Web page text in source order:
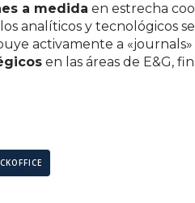
a medida en estrecha
analíticos y tecnológicos
activamente a
en las áreas de E&G,